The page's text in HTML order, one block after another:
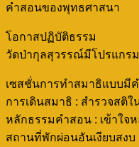
คำสอนของพุทธศาสนา
โอกาสปฏิบัติธรรม
วัดป่ากุลสุวรรณ์มีโปรแกร
เซสชั่นการทำสมาธิแบบมี
การเดินสมาธิ : สำรวจสติ
หลักธรรมคำสอน : เข้าใจ
สถานที่พักผ่อนอันเงียบสงบ